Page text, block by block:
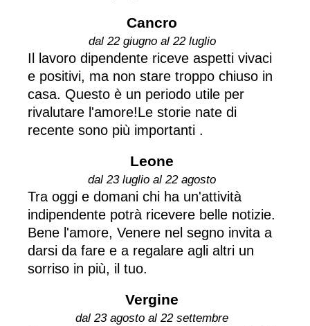
Cancro
dal 22 giugno al 22 luglio
Il lavoro dipendente riceve aspetti vivaci
e positivi, ma non stare troppo chiuso in
casa. Questo è un periodo utile per
rivalutare l'amore!Le storie nate di
recente sono più importanti .
Leone
dal 23 luglio al 22 agosto
Tra oggi e domani chi ha un'attività
indipendente potrà ricevere belle notizie.
Bene l'amore, Venere nel segno invita a
darsi da fare e a regalare agli altri un
sorriso in più, il tuo.
Vergine
dal 23 agosto al 22 settembre